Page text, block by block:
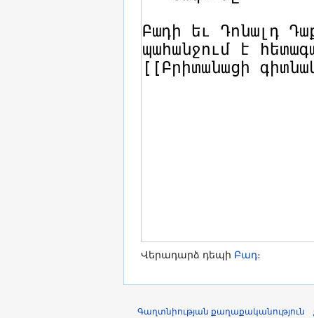
Վերադարձ դեպի Բադ։
Գաղտնիության քաղաքականություն